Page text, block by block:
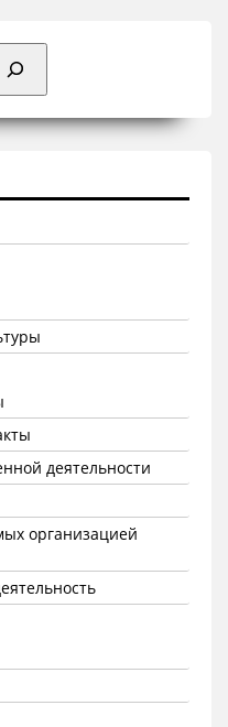
деятельности
организацией